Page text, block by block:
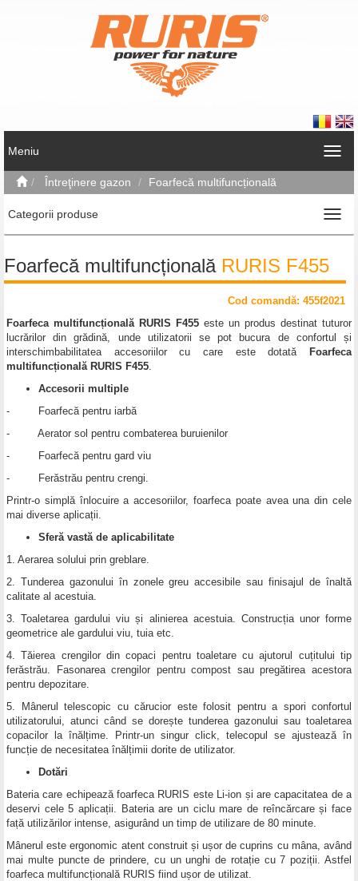
Meniu
Întreţinere gazon Foarfecă multifuncțională
Categorii produse
Foarfecă multifuncționalăRURIS F455
Cod comandă: 455f2021
Foarfeca multifuncțională RURIS F455 este un produs destinat tuturor
lucrărilor din grădină, unde utilizatorii se pot bucura de confortul și
interschimbabilitatea accesoriilor cu care este dotată
Foarfeca
multifuncțională RURIS F455.
Accesorii multiple
- Foarfecă pentru iarbă
- Aerator sol pentru combaterea buruienilor
- Foarfecă pentru gard viu
- Ferăstrău pentru crengi.
Printr-o simplă înlocuire a accesoriilor, foarfeca poate avea una din cele
mai diverse aplicații.
Sferă vastă de aplicabilitate
1. Aerarea solului prin greblare.
2. Tunderea gazonului în zonele greu accesibile sau finisajul de înaltă
calitate al acestuia.
3. Toaletarea gardului viu și alinierea acestuia. Construcția unor forme
geometrice ale gardului viu, tuia etc.
4. Tăierea crengilor din copaci pentru toaletare cu ajutorul cuțitului tip
ferăstrău. Fasonarea crengilor pentru compost sau pregătirea acestora
pentru depozitare.
5. Mânerul telescopic cu cărucior este folosit pentru a spori confortul
utilizatorului, atunci când se dorește tunderea gazonului sau toaletarea
copacilor la înălțime. Printr-un singur click, telecopul se ajustează în
funcție de necesitatea înălțimii dorite de utilizator.
Dotări
Bateria care echipează foarfeca RURIS este Li-ion și are capacitatea de a
deservi cele 5 aplicații. Bateria are un ciclu mare de reîncărcare și face
față utilizărilor intense, asigurând un timp de utilizare de 80 minute.
Mânerul este ergonomic atent construit și ușor de cuprins cu mâna, având
mai multe puncte de prindere, cu un unghi de rotație cu 7 poziții. Astfel
foarfeca multifuncțională RURIS fiind ușor de utilizat.